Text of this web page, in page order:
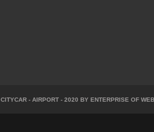
CITYCAR - AIRPORT - 2020 BY ENTERPRISE OF